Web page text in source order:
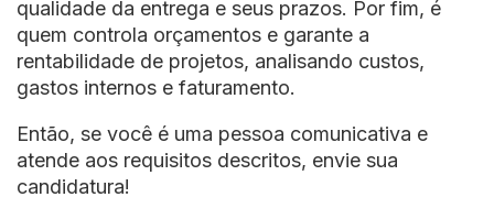
qualidade da entrega e seus prazos. Por fim, é
quem controla orçamentos e garante a
rentabilidade de projetos, analisando custos,
gastos internos e faturamento.
Então, se você é uma pessoa comunicativa e
atende aos requisitos descritos, envie sua
candidatura!